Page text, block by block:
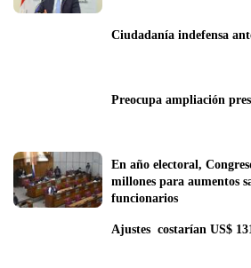
Ciudadanía indefensa
Preocupa ampliación
En año electoral,
millones para aumentos
Ajustes  costarían US$